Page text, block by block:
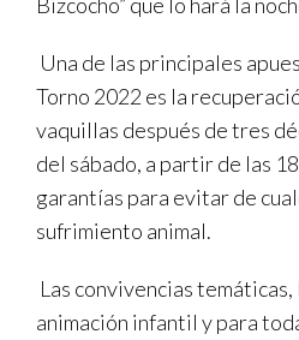
Una de las principales
Torno 2022 es la
vaquillas después de tres
del sábado, a partir de las
garantías para evitar de
sufrimiento animal.
Las convivencias
animación infantil y para